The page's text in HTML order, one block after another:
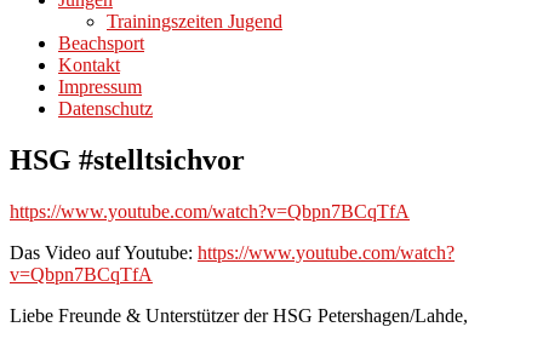
Trainingszeiten Jugend
Beachsport
Kontakt
Impressum
Datenschutz
HSG #stelltsichvor
https://www.youtube.com/watch?v=Qbpn7BCqTfA
Das Video auf Youtube: https://www.youtube.com/watch?
v=Qbpn7BCqTfA
Liebe Freunde & Unterstützer der HSG Petershagen/Lahde,